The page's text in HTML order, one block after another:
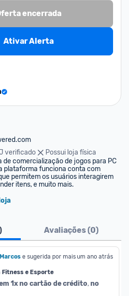
encerrada
Ativar Alerta
verificado
Possui loja física
de comercialização de jogos para PC
plataforma funciona conta com
permitem os usuários interagirem
itens, e muito mais.
Avaliações (0)
Marcos e sugerida por mais
Fitness e Esporte
um ano atrás
1x no cartão de crédito, no